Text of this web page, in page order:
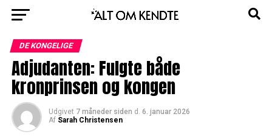
DE KONGELIGE
Adjudanten: Fulgte både
kronprinsen og kongen
Udgivet 7 måneder siden d. 6. januar 2026
Af Sarah Christensen